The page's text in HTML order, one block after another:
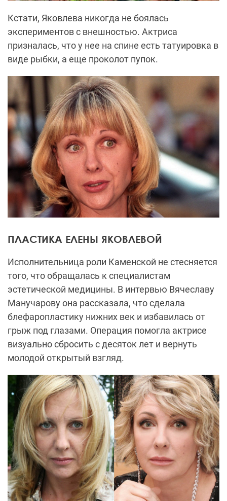
Кстати, Яковлева никогда не боялась
экспериментов с внешностью. Актриса
призналась, что у нее на спине есть татуировка в
виде рыбки, а еще проколот пупок.
ПЛАСТИКА ЕЛЕНЫ ЯКОВЛЕВОЙ
Исполнительница роли Каменской не стесняется
того, что обращалась к специалистам
эстетической медицины. В интервью Вячеславу
Манучарову она рассказала, что сделала
блефаропластику нижних век и избавилась от
грыж под глазами. Операция помогла актрисе
визуально сбросить с десяток лет и вернуть
молодой открытый взгляд.